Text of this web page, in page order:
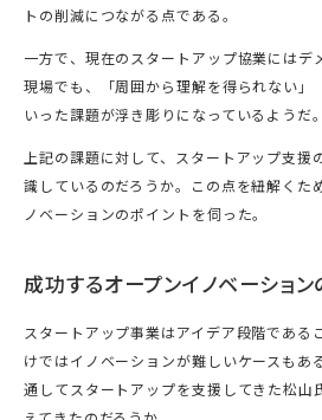
トの削減につながる点である。
一方で、現在のスタートアップ協業にはデ
現場でも、「周囲から理解を得られない」
いった課題が浮き彫りになっているようだ。
上記の課題に対して、スタートアップ支援
識しているのだろうか。この点を紐解くた
ノベーションのポイントを伺った。
成功するオープンイノベーショ
スタートアップ事業はアイデア段階である
けではイノベーションが難しいケースも
通してスタートアップを支援してきた松山